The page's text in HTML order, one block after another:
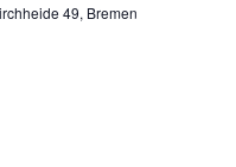
49, Bremen